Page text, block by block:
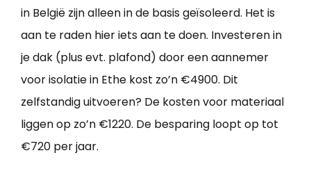
in België zijn alleen in de basis geïsoleerd. Het is
aan te raden hier iets aan te doen. Investeren in
je dak (plus evt. plafond) door een aannemer
voor isolatie in Ethe kost zo’n €4900. Dit
zelfstandig uitvoeren? De kosten voor materiaal
liggen op zo’n €1220. De besparing loopt op tot
€720 per jaar.